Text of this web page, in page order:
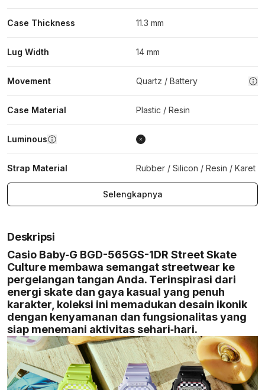
Case Thickness 11.3 mm
Lug Width 14 mm
Movement Quartz / Battery
Case Material Plastic / Resin
Luminous
Strap Material Rubber / Silicon / Resin / Karet
Selengkapnya
Deskripsi
Casio Baby‑G BGD-565GS-1DR Street Skate
Culture membawa semangat streetwear ke
pergelangan tangan Anda. Terinspirasi dari
energi skate dan gaya kasual yang penuh
karakter, koleksi ini memadukan desain ikonik
dengan kenyamanan dan fungsionalitas yang
siap menemani aktivitas sehari‑hari.